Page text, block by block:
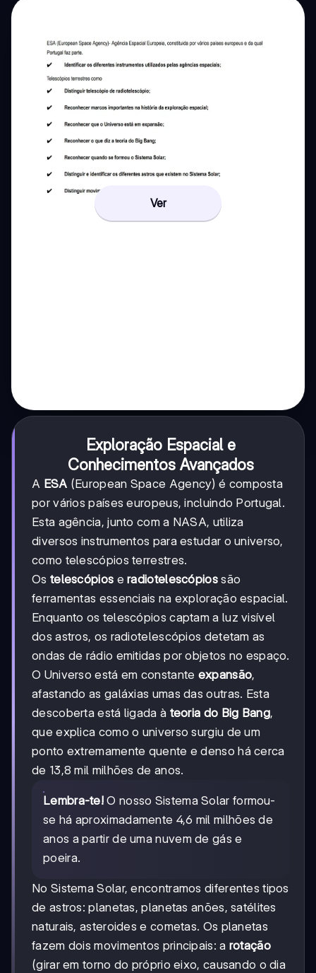
Ver
Exploração Espacial e
Conhecimentos Avançados
A ESA (European Space Agency) é composta
por vários países europeus, incluindo Portugal.
Esta agência, junto com a NASA, utiliza
diversos instrumentos para estudar o universo,
como telescópios terrestres.
Os telescópios eradiotelescópiossão
ferramentas essenciais na exploração espacial.
Enquanto os telescópios captam a luz visível
dos astros, os radiotelescópios detetam as
ondas de rádio emitidas por objetos no espaço.
O Universo está em constante expansão,
afastando as galáxias umas das outras. Esta
descoberta está ligada à teoria do Big Bang,
que explica como o universo surgiu de um
ponto extremamente quente e denso há cerca
de 13,8 mil milhões de anos.
Lembra-te! O nosso Sistema Solar formou-
se há aproximadamente 4,6 mil milhões de
anos a partir de uma nuvem de gás e
poeira.
No Sistema Solar, encontramos diferentes tipos
de astros: planetas, planetas anões, satélites
naturais, asteroides e cometas. Os planetas
fazem dois movimentos principais: a rotação
(girar em torno do próprio eixo, causando o dia